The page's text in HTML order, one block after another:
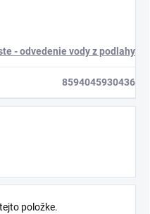
- odvedenie vody z podlahy
8594045930436
položke.